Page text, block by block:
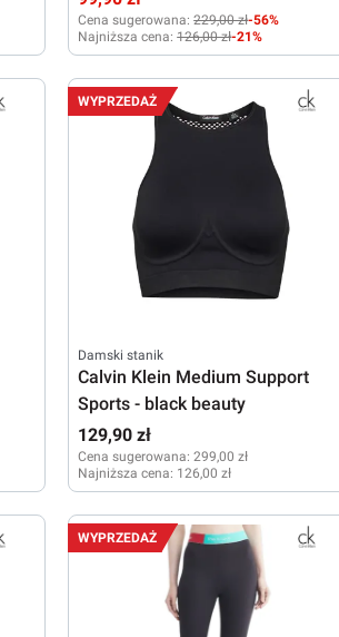
Cena sugerowana: 229,00 zł-56%
Najniższa cena:126,00 zł-21%
M L
WYPRZEDAŻ
Damski stanik
Calvin Klein Medium Support
Sports - black beauty
129,90 zł
Cena sugerowana: 299,00 zł
Najniższa cena: 126,00 zł
XS
WYPRZEDAŻ